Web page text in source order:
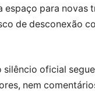
espaço para novas
de desconexão
silêncio oficial
nem